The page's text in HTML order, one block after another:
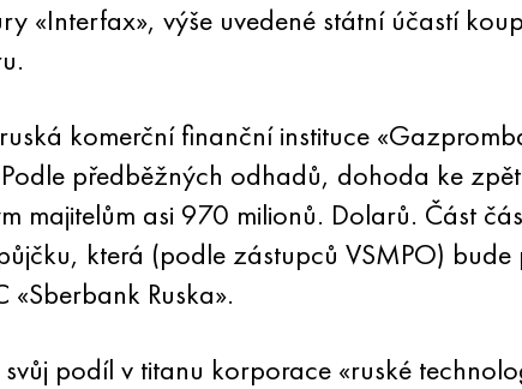
«Interfax», výše uvedené státní účastí
komerční finanční instituce
předběžných odhadů, dohoda ke
majitelům asi 970 milionů. Dolarů. Část
která (podle zástupců VSMPO)
Ruska».
podíl v titanu korporace «ruské